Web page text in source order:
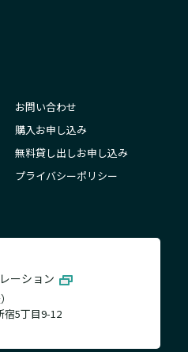
お問い合わせ
購入お申し込み
無料貸し出しお申し込み
プライバシーポリシー
ーション
宿5丁目9-12